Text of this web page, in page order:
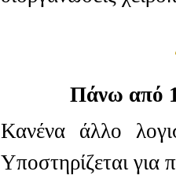
Πάνω από 1
Κανένα άλλο
Υποστηρίζεται για